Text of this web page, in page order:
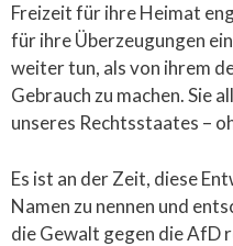
Freizeit für ihre Heimat
für ihre Überzeugungen
weiter tun, als von ihrem
Gebrauch zu machen. Sie
unseres Rechtsstaates –
Es ist an der Zeit, diese
Namen zu nennen und
die Gewalt gegen die